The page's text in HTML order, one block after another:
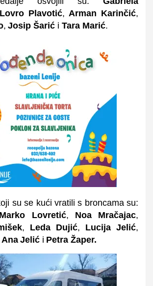
Lovro Plavotić, Arman Karinčić,
, Josip Šarić i Tara Marić.
su se kući vratili s broncama su:
Marko Lovretić, Noa Mračajac,
, Leda Dujić, Lucija Jelić,
Ana Jelić i Petra Žaper.